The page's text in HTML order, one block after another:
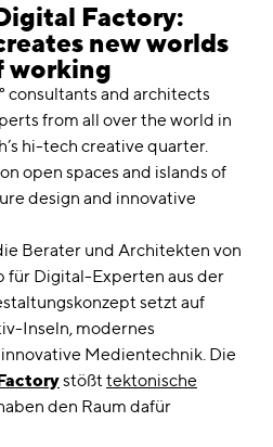
Factory:
new worlds
working
consultants and architects
from all over the world in
hi-tech creative quarter.
open spaces and islands of
design and innovative
Berater und Architekten von
für Digital-Experten aus der
setzt auf
Inseln, modernes
Medientechnik. Die
stößt tektonische
den Raum dafür